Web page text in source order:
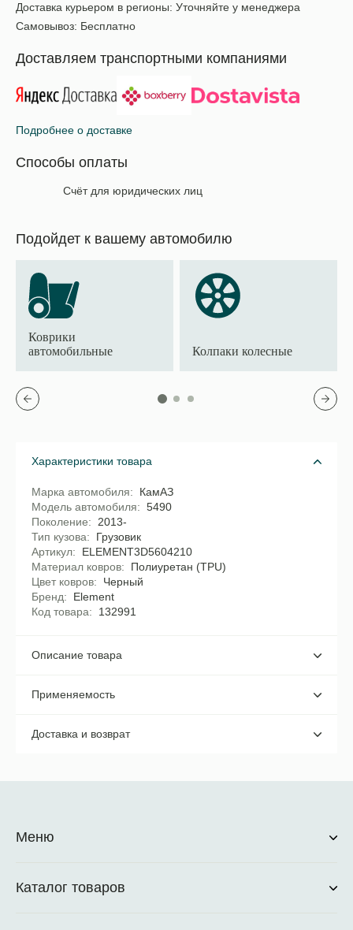
Доставка курьером в регионы: Уточняйте у менеджера
Самовывоз: Бесплатно
Доставляем транспортными компаниями
Подробнее о доставке
Способы оплаты
Счёт для юридических лиц
Подойдет к вашему автомобилю
Коврики
автомобильные
Колпаки колесные
Характеристики товара
Марка автомобиля
КамАЗ
Модель автомобиля
5490
Поколение
2013-
Тип кузова
Грузовик
Артикул
ELEMENT3D5604210
Материал ковров
Полиуретан (TPU)
Цвет ковров
Черный
Бренд
Element
Код товара
132991
Описание товара
Применяемость
Доставка и возврат
Меню
Каталог товаров